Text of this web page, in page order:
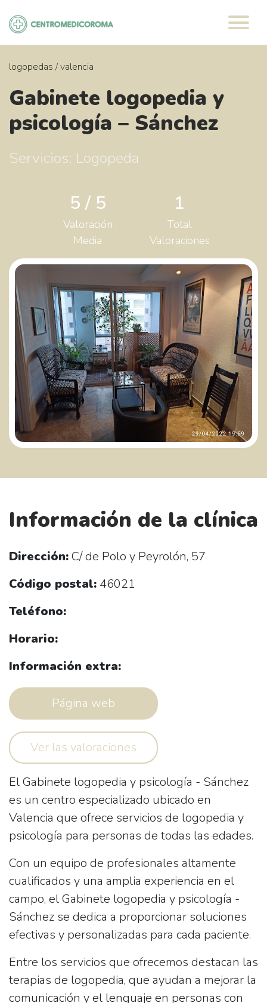
contenido
logopedas /valencia
Gabinete logopedia y
psicología – Sánchez
Servicios: Logopeda
5 / 5
Valoración
Media
1
Total
Valoraciones
Información de la clínica
Dirección:C/ de Polo y Peyrolón, 57
Código postal: 46021
Teléfono:
Horario:
Información extra:
Página web
Ver las valoraciones
El Gabinete logopedia y psicología - Sánchez
es un centro especializado ubicado en
Valencia que ofrece servicios de logopedia y
psicología para personas de todas las edades.
Con un equipo de profesionales altamente
cualificados y una amplia experiencia en el
campo, el Gabinete logopedia y psicología -
Sánchez se dedica a proporcionar soluciones
efectivas y personalizadas para cada paciente.
Entre los servicios que ofrecemos destacan las
terapias de logopedia, que ayudan a mejorar la
comunicación y el lenguaje en personas con